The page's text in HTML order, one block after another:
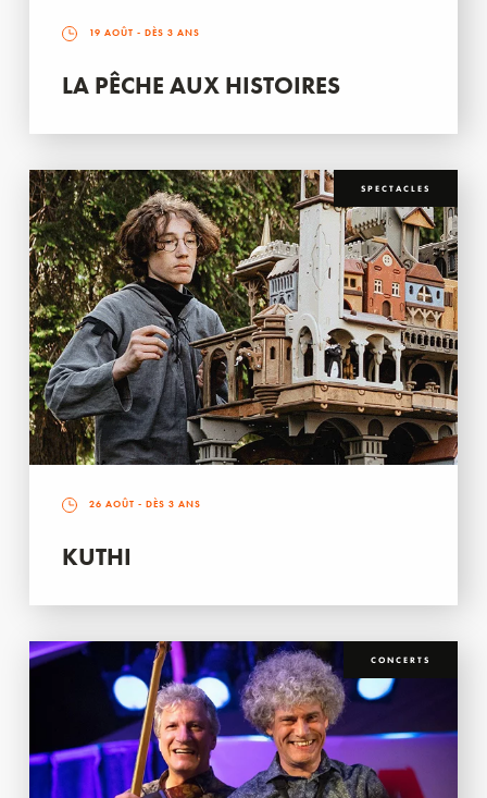
19 AOÛT - DÈS 3 ANS
LA PÊCHE AUX HISTOIRES
SPECTACLES
26 AOÛT - DÈS 3 ANS
KUTHI
CONCERTS